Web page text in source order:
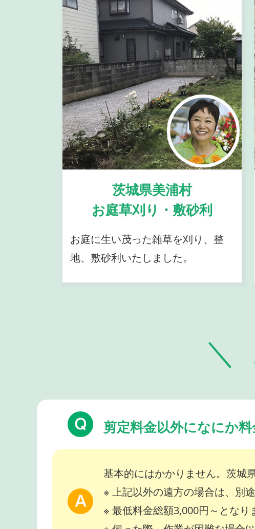
茨城県美浦村
お庭草刈り・敷砂利
お庭に生い茂った雑草を刈り、整
地、敷砂利いたしました。
剪定料金以外になにか
基本的にはかかりません。茨城
※ 上記以外の遠方の場合は、別
※ 最低料金総額3,000円～となり